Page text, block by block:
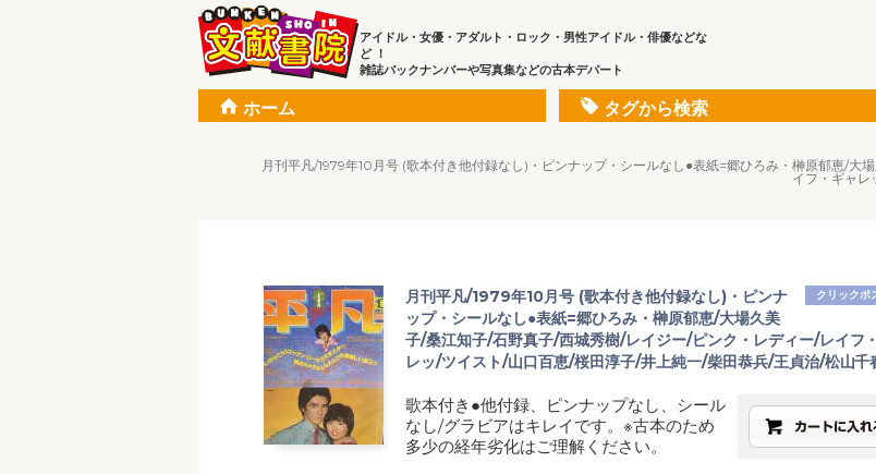
アイドル・女優・アダルト・ロック・男性アイドル・俳優などな
ど ！
雑誌バックナンバーや写真集などの古本デパート
ホーム タグから検索
月刊平凡/1979年10月号 (歌本付き他付録なし)・ピンナップ・シールなし●表紙=郷ひろみ・榊原郁恵/
イフ・ギャ
クリックポ
月刊平凡/1979年10月号 (歌本付き他付録なし)・ピンナ
ップ・シールなし●表紙=郷ひろみ・榊原郁恵/大場久美
子/桑江知子/石野真子/西城秀樹/レイジー/ピンク・レディー/レイフ
レッ/ツイスト/山口百恵/桜田淳子/井上純一/柴田恭兵/王貞治/松山千
歌本付き●他付録、ピンナップなし、シール
なし/グラビアはキレイです。※古本のため
多少の経年劣化はご理解ください。